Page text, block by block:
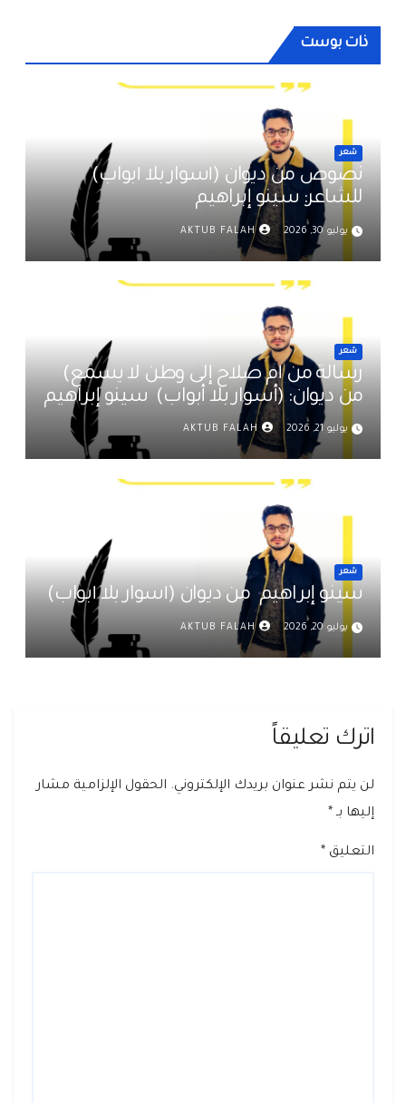
ذات بوست
شعر
نصوص من ديوان (أسوار بلا أبواب)
للشاعر: سينو إبراهيم
يوليو 30, 2026 AKTUB FALAH
شعر
رسالة من أم صلاح إلى وطن لا يسمع)
من ديوان: (أسوار بلا أبواب) سينو إبراهيم
يوليو 21, 2026 AKTUB FALAH
شعر
سينو إبراهيم من ديوان (أسوار بلا أبواب)
يوليو 20, 2026 AKTUB FALAH
اترك تعليقاً
لن يتم نشر عنوان بريدك الإلكتروني. الحقول الإلزامية مشار
إليها بـ *
التعليق *